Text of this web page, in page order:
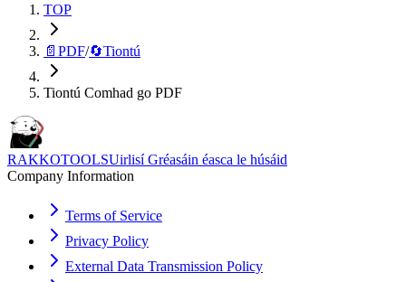
TOP
📄 PDF/🔄Tiontú
Tiontú Comhad go PDF
RAKKOTOOLSUirlisí Gréasáin éasca le húsáid
Company Information
Terms of Service
Privacy Policy
External Data Transmission Policy